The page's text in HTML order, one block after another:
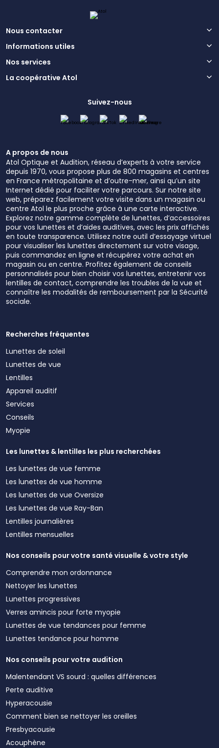
Nous contacter
Informations utiles
Nos services
La coopérative Atol
Suivez-nous
A propos de nous
Atol Optique et Audition, réseau d’experts à votre service
depuis 1970, vous propose plus de 800 magasins et centres
en France métropolitaine et d’outre-mer, ainsi qu’un site
Internet dédié pour faciliter votre parcours. Sur notre site
web, préparez facilement votre visite dans un magasin ou
centre Atol le plus proche grâce à une carte interactive.
Explorez notre gamme complète de lunettes, d’accessoires
pour vos lunettes et d’aides auditives, avec les prix affichés
en toute transparence. Utilisez notre outil d’essayage virtuel
pour visualiser les lunettes directement sur votre visage,
puis commandez en ligne et récupérez votre achat en
magasin ou en centre. Profitez également de conseils
personnalisés pour bien choisir vos lunettes, entretenir vos
lentilles de contact, comprendre les troubles de la vue et
connaître les modalités de remboursement par la Sécurité
sociale.
Recherches fréquentes
Lunettes de soleil
Lunettes de vue
Lentilles
Appareil auditif
Services
Conseils
Myopie
Les lunettes & lentilles les plus recherchées
Les lunettes de vue femme
Les lunettes de vue homme
Les lunettes de vue Oversize
Les lunettes de vue Ray-Ban
Lentilles journalières
Lentilles mensuelles
Nos conseils pour votre santé visuelle & votre style
Comprendre mon ordonnance
Nettoyer les lunettes
Lunettes progressives
Verres amincis pour forte myopie
Lunettes de vue tendances pour femme
Lunettes tendance pour homme
Nos conseils pour votre audition
Malentendant VS sourd : quelles différences
Perte auditive
Hyperacousie
Comment bien se nettoyer les oreilles
Presbyacousie
Acouphène